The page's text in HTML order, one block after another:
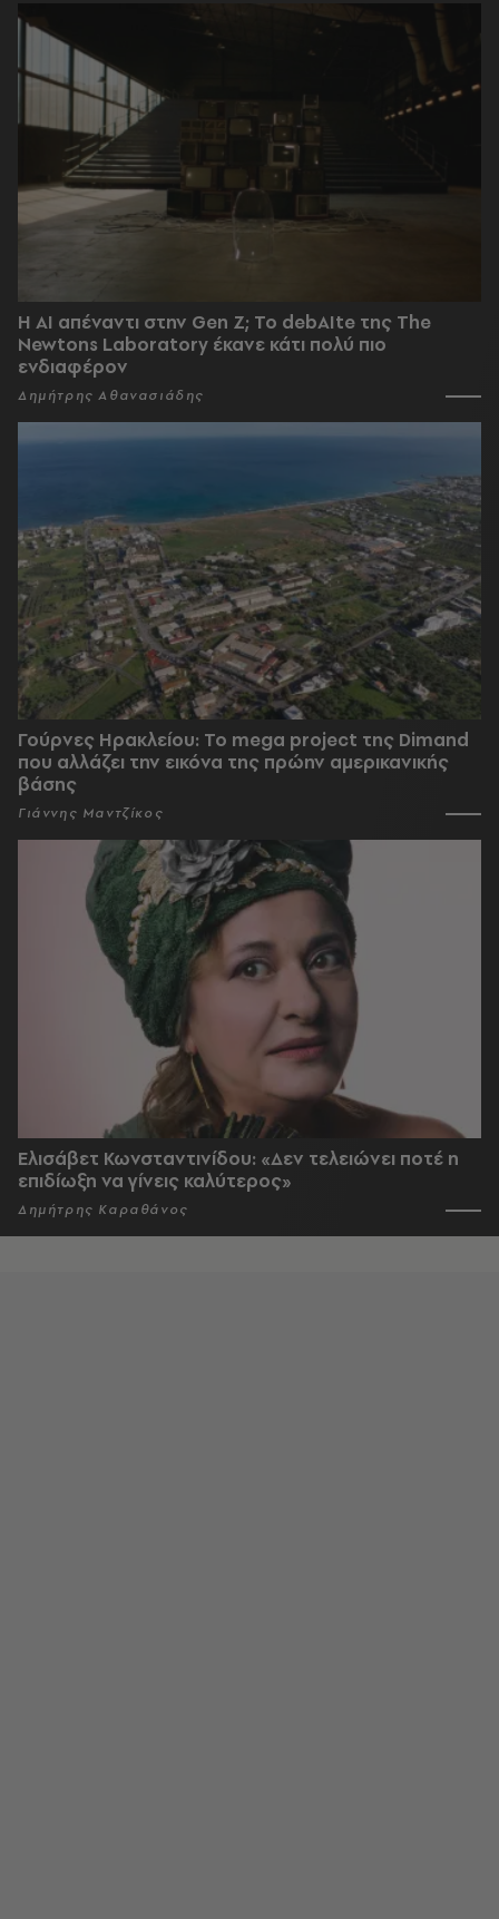
Η AI απέναντι στην Gen Z; Το debAIte της The
Newtons Laboratory έκανε κάτι πολύ πιο
ενδιαφέρον
Δημήτρης Αθανασιάδης
Γούρνες Ηρακλείου: To mega project της Dimand
που αλλάζει την εικόνα της πρώην αμερικανικής
βάσης
Γιάννης Μαντζίκος
Ελισάβετ Κωνσταντινίδου: «Δεν τελειώνει ποτέ η
επιδίωξη να γίνεις καλύτερος»
Δημήτρης Καραθάνος